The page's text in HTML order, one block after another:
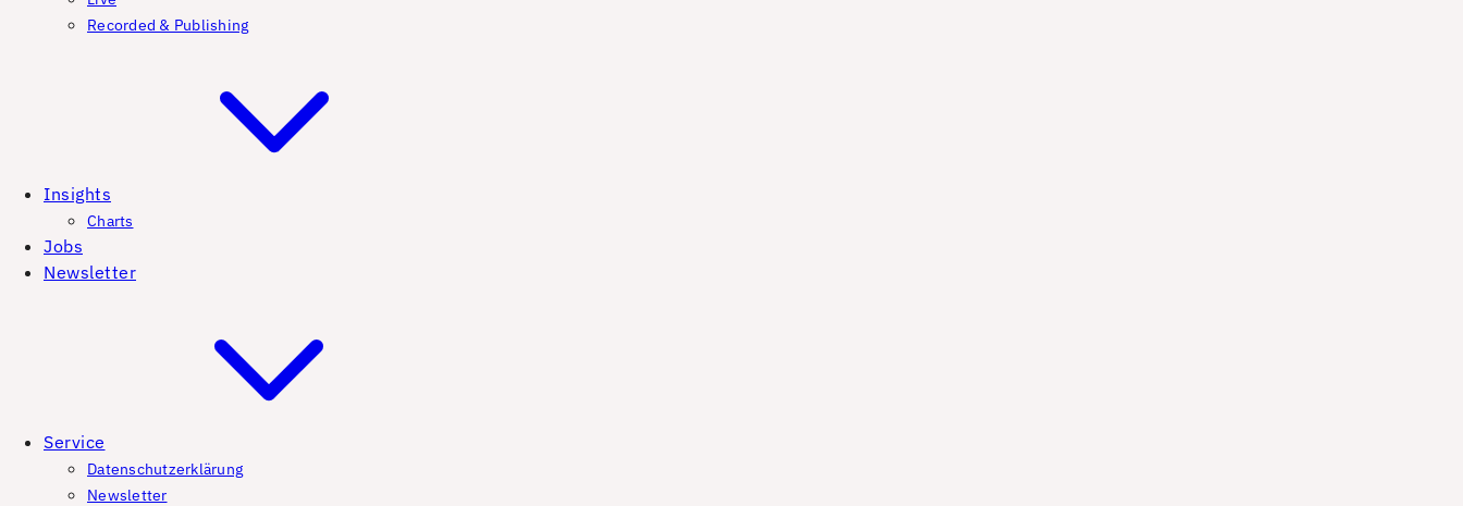
Recorded & Publishing
Insights
Charts
Jobs
Newsletter
Service
Datenschutzerklärung
Newsletter